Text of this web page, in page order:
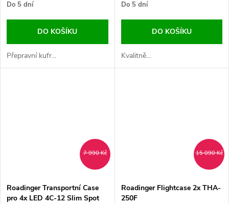
Do 5 dní
DO KOŠÍKU
Přepravní kufr...
Do 5 dní
DO KOŠÍKU
Kvalitně...
7 990 Kč
Roadinger Transportní Case
pro 4x LED 4C-12 Slim Spot
15 090 Kč
Roadinger Flightcase 2x THA-
250F